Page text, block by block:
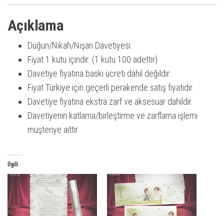
Açıklama
Düğün/Nikah/Nişan Davetiyesi.
Fiyat 1 kutu içindir. (1 kutu 100 adettir)
Davetiye fiyatına baskı ücreti dahil değildir.
Fiyat Türkiye için geçerli perakende satış fiyatıdır.
Davetiye fiyatına ekstra zarf ve aksesuar dahildir.
Davetiyenin katlama/birleştirme ve zarflama işlemi
müşteriye aittir.
İlgili